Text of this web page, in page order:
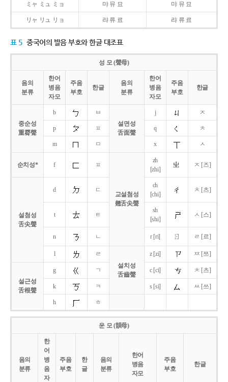
ミャ ミュ ミョ 먀 뮤 묘 먀 뮤 묘
リャ リュ リョ 랴 류 료 랴 류 료
표 5 중국어의 발음 부호와 한글 대조표
성 모 (聲母)
음의
분류
한어
병음
자모
주음
부호
한글
음의
분류
한어
병음
자모
주음
부호
한글
중순성
重脣聲
b
ㅂ
설면성
舌面聲
j ㅈ
p ㅍ q ㅊ
m ㅁ x ㅅ
순치성* f ㅍ
교설첨성
翹舌尖聲
zh
[zhi]
ㅈ [즈]
설첨성
舌尖聲
d ㄷ
ch
[chi]
ㅊ [츠]
t ㅌ
sh
[shi]
ㅅ [스]
n ㄴ r [ri] ㄖ ㄹ [르]
l
ㄹ
설치성
舌齒聲
z [zi] ㅉ [쯔]
설근성
舌根聲
g ㄱ c [ci] ㅊ [츠]
k ㅋ s [si] ㅆ [쓰]
h ㅎ
운 모 (韻母)
음의
분류
한
어
병
음
자
주음
부호
한
글
음의
분류
한어
병음
자모
주음
부호
한글